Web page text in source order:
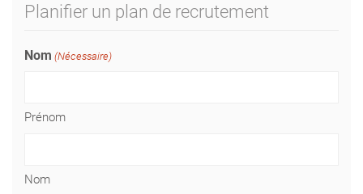
Planifier un plan de recrutement
Nom (Nécessaire)
Prénom
Nom